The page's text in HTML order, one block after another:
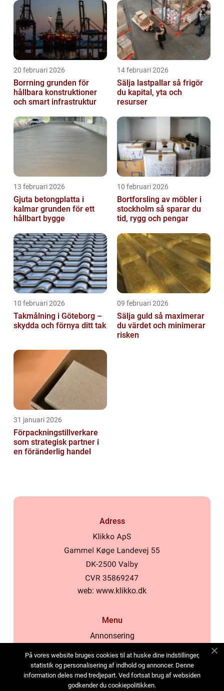
20 februari 2026
Borrning grunden för
hållbara konstruktioner
och smart infrastruktur
14 februari 2026
Sälja lastpallar så frigör
du kapital, yta och
resurser
13 februari 2026
Gjuta betongplatta i
kalmar grunden för ett
hållbart bygge
10 februari 2026
Bortforsling av möbler i
stockholm så sparar du
tid, rygg och pengar
10 februari 2026
Takmålning i Göteborg –
skydda och förnya ditt tak
09 februari 2026
Sälja guld så maximerar
du värdet och minimerar
risken
31 januari 2026
Förpackningstillverkare
som strategisk partner i
en föränderlig handel
Adress
web: www.klikko.dk
Menu
Annonsering
Cookies
Kontakta oss
På vores website bruges cookies til at huske dine indstillinger,
statistik og personalisering af indhold og annoncer. Denne
information deles med tredjepart. Ved fortsat brug af websiden
godkender du cookiepolitikken.